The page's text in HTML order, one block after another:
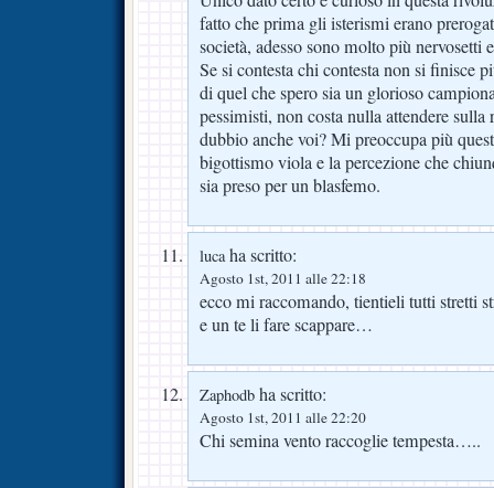
fatto che prima gli isterismi erano
società, adesso sono molto più
Se si contesta chi contesta non si finisce
di quel che spero sia un glorioso
pessimisti, non costa nulla attendere sulla
dubbio anche voi? Mi preoccupa più
bigottismo viola e la percezione che
sia preso per un blasfemo.
lucaha scritto:
Agosto 1st, 2011 alle 22:18
ecco mi raccomando, tientieli tutti stretti
e un te li fare scappare…
Zaphodb ha scritto:
Agosto 1st, 2011 alle 22:20
Chi semina vento raccoglie tempesta…..